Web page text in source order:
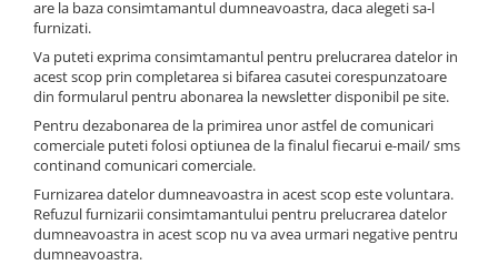
are la baza consimtamantul dumneavoastra, daca alegeti sa-l
furnizati.
Va puteti exprima consimtamantul pentru prelucrarea datelor in
acest scop prin completarea si bifarea casutei corespunzatoare
din formularul pentru abonarea la newsletter disponibil pe site.
Pentru dezabonarea de la primirea unor astfel de comunicari
comerciale puteti folosi optiunea de la finalul fiecarui e-mail/ sms
continand comunicari comerciale.
Furnizarea datelor dumneavoastra in acest scop este voluntara.
Refuzul furnizarii consimtamantului pentru prelucrarea datelor
dumneavoastra in acest scop nu va avea urmari negative pentru
dumneavoastra.